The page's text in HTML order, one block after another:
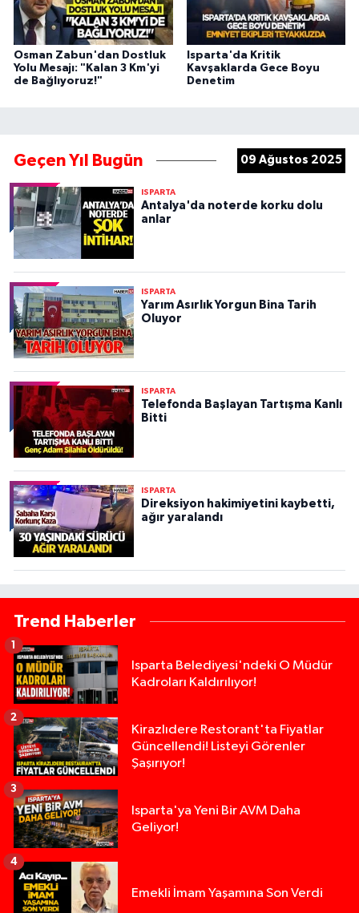
Osman Zabun'dan Dostluk
Yolu Mesajı: "Kalan 3 Km'yi
de Bağlıyoruz!"
Isparta'da Kritik
Kavşaklarda Gece Boyu
Denetim
Geçen Yıl Bugün 09 Ağustos 2025
ISPARTA
Antalya'da noterde korku dolu
anlar
ISPARTA
Yarım Asırlık Yorgun Bina Tarih
Oluyor
ISPARTA
Telefonda Başlayan Tartışma Kanlı
Bitti
ISPARTA
Direksiyon hakimiyetini kaybetti,
ağır yaralandı
Trend Haberler
Isparta Belediyesi'ndeki O Müdür
Kadroları Kaldırılıyor!
1
Kirazlıdere Restorant'ta Fiyatlar
Güncellendi! Listeyi Görenler
Şaşırıyor!
2
Isparta'ya Yeni Bir AVM Daha
Geliyor!
3
Emekli İmam Yaşamına Son Verdi
4